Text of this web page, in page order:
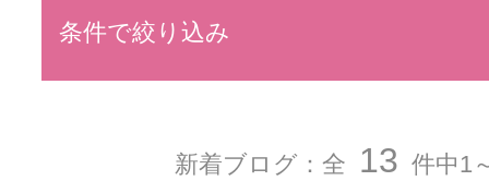
条件で絞り込み
新着ブログ：全 13 件中1